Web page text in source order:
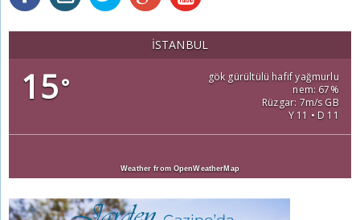
İSTANBUL
15°
gök gürültülü hafif yağmurlu
nem: 67%
Rüzgar: 7m/s GB
Y 11 • D 11
Weather from OpenWeatherMap